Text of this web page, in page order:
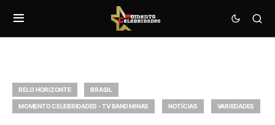
BELO HORIZONTE BRASIL
MOMENTO CELEBRIDADES - TV BAND MINAS NOTÍCIAS VARIEDADES